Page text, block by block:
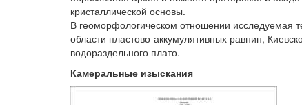
кристаллической основы.
В геоморфологическом отношении исследуемая
области пластово-аккумулятивных равнин,
водораздельного плато.
Камеральные изыскания